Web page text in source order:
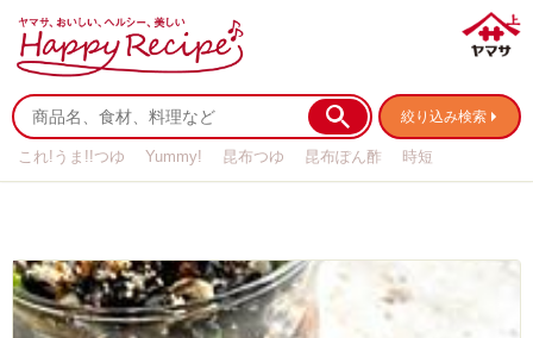
絞り込み検索
これ!うま!!つゆ Yummy! 昆布つゆ 昆布ぽん酢
時短